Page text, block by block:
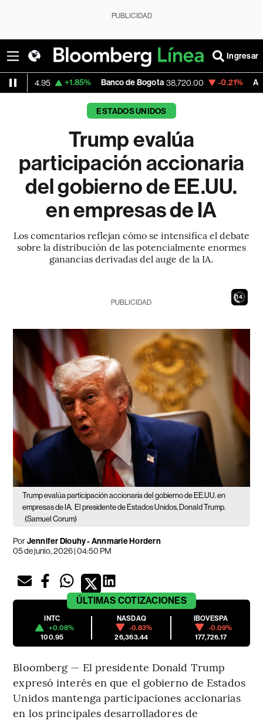
PUBLICIDAD
Ingresar
Banco de Bogota 38,720.00 -0.21% Apple 310.94
ESTADOS UNIDOS
Trump evalúa
participación accionaria
del gobierno de EE.UU.
en empresas de IA
Los comentarios reflejan cómo se intensifica el debate
sobre la distribución de las potencialmente enormes
ganancias derivadas del auge de la IA.
12
PUBLICIDAD
Trump evalúa participación accionaria del gobierno de EE.UU. en
empresas de IA. El presidente de Estados Unidos, Donald Trump.
(Samuel Corum)
PorJennifer Dlouhy - Annmarie Hordern
05 de junio, 2026 | 04:50 PM
ÚLTIMAS COTIZACIONES
INTC
+0.08%
100.95
NASDAQ
-0.83%
26,363.44
IBOVESPA
-0.09%
177,726.17
Bloomberg — El presidente Donald Trump
expresó interés en que el gobierno de Estados
Unidos mantenga participaciones accionarias
en los principales desarrolladores de